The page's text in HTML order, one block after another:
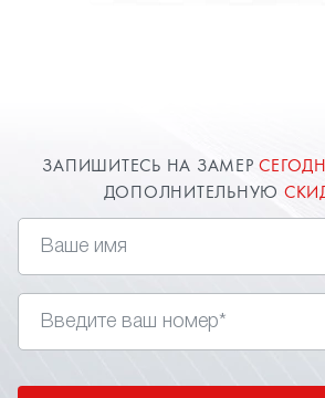
ЗАПИШИТЕСЬ НА ЗАМЕР
ДОПОЛНИТЕЛЬНУЮ